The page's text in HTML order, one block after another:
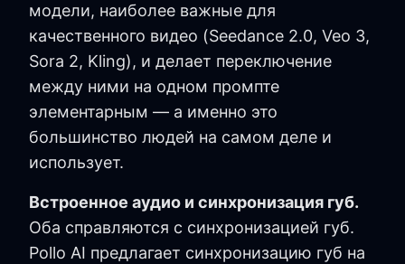
модели, наиболее важные для
качественного видео (Seedance 2.0, Veo 3,
Sora 2, Kling), и делает переключение
между ними на одном промпте
элементарным — а именно это
большинство людей на самом деле и
использует.
Встроенное аудио и синхронизация губ.
Оба справляются с синхронизацией губ.
Pollo AI предлагает синхронизацию губ на